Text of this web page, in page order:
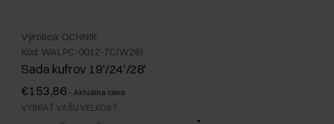
Výrobca: OCHNIK
Kód: WALPC-0012-7C(W26)
Sada kufrov 19'/24'/28'
€153,86 - Aktuálna cena
VYBRAŤ VAŠU VEĽKOSŤ: